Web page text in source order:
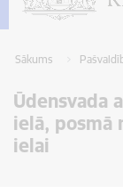
Sākums
Ūdensvada
ielā, posmā
ielai